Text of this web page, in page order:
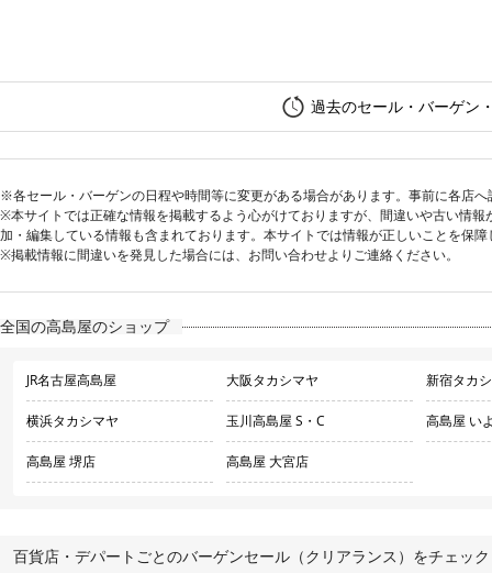
過去のセール・バーゲン
※各セール・バーゲンの日程や時間等に変更がある場合があります。事前に各店
※本サイトでは正確な情報を掲載するよう心がけておりますが、間違いや古い情
加・編集している情報も含まれております。本サイトでは情報が正しいことを保
※掲載情報に間違いを発見した場合には、お問い合わせよりご連絡ください。
全国の高島屋のショップ
JR名古屋高島屋 大阪タカシマヤ 新宿タカ
横浜タカシマヤ 玉川高島屋 S・C 高島屋 い
高島屋 堺店 高島屋 大宮店
百貨店・デパートごとのバーゲンセール（クリアランス）をチェッ